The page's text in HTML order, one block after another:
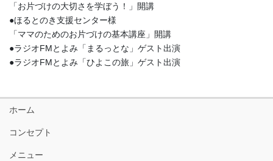
「お片づけの大切さを学ぼう！」開講
●ほるとのき支援センター様
「ママのためのお片づけの基本講座」開講
●ラジオFMとよみ「まるっとな」ゲスト出演
●ラジオFMとよみ「ひよこの旅」ゲスト出演
ホーム
コンセプト
メニュー